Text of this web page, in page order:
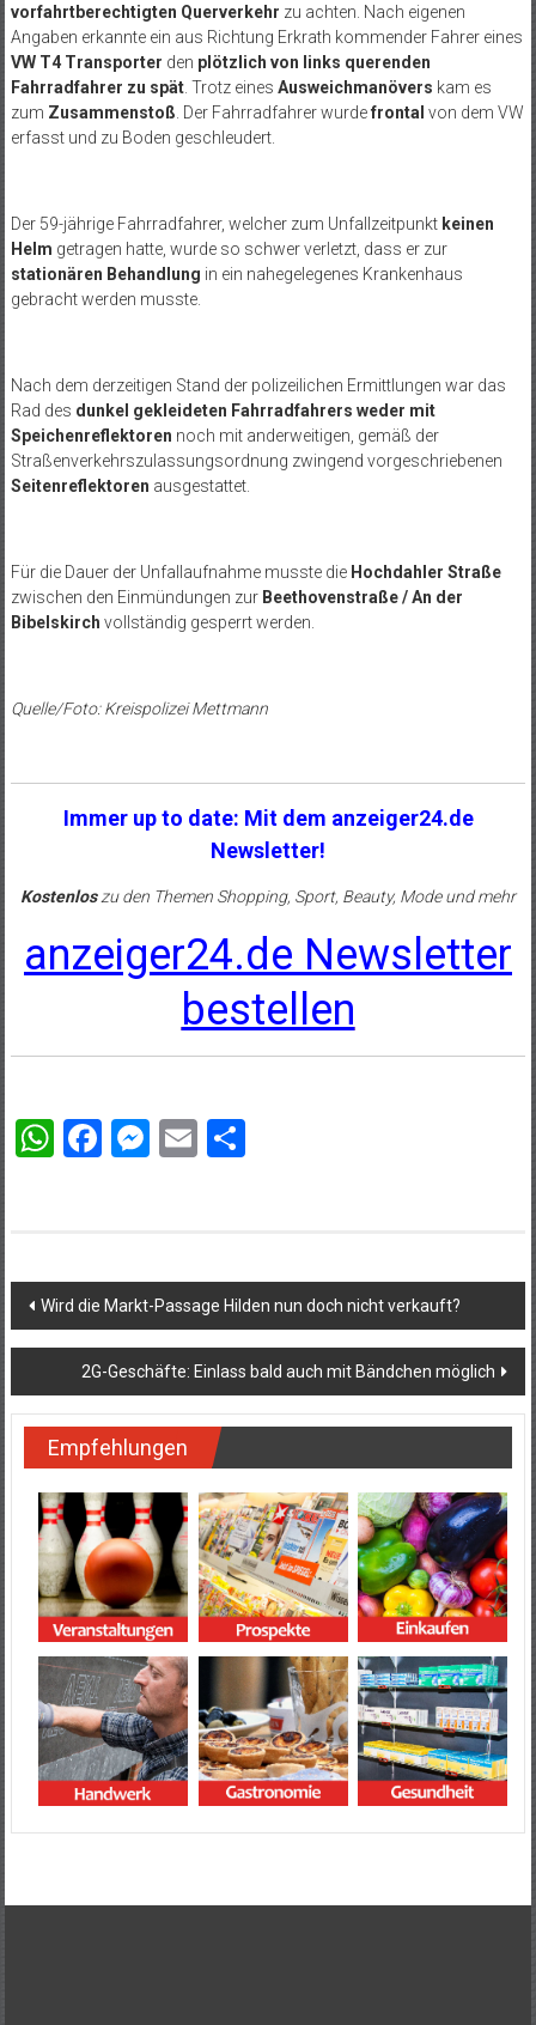
vorfahrtberechtigten Querverkehr zu achten. Nach eigenen
Angaben erkannte ein aus Richtung Erkrath kommender Fahrer eines
VW T4 Transporter den plötzlich von links querenden
Fahrradfahrer zu spät. Trotz eines Ausweichmanövers kam es
zum Zusammenstoß . Der Fahrradfahrer wurdefrontal von dem VW
erfasst und zu Boden geschleudert.
Der 59-jährige Fahrradfahrer, welcher zum Unfallzeitpunkt keinen
Helm getragen hatte, wurde so schwer verletzt, dass er zur
stationären Behandlung in ein nahegelegenes Krankenhaus
gebracht werden musste.
Nach dem derzeitigen Stand der polizeilichen Ermittlungen war das
Rad des dunkel gekleideten Fahrradfahrers weder mit
Speichenreflektoren noch mit anderweitigen, gemäß der
Straßenverkehrszulassungsordnung zwingend vorgeschriebenen
Seitenreflektoren ausgestattet.
Für die Dauer der Unfallaufnahme musste die Hochdahler Straße
zwischen den Einmündungen zur Beethovenstraße / An der
Bibelskirch vollständig gesperrt werden.
Quelle/Foto: Kreispolizei Mettmann
Immer up to date: Mit dem anzeiger24.de
Newsletter!
Kostenloszu den Themen Shopping, Sport, Beauty, Mode und mehr
anzeiger24.de Newsletter
bestellen
WhatsApp
Facebook
Messenger
EmailTeilen
Beitragsnavigation
Wird die Markt-Passage Hilden nun doch nicht verkauft?
2G-Geschäfte: Einlass bald auch mit Bändchen möglich
Empfehlungen